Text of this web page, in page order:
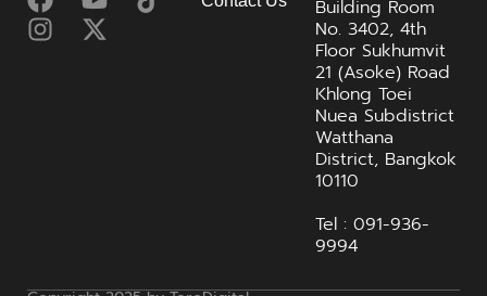
Building Room
No. 3402, 4th
Floor Sukhumvit
21 (Asoke) Road
Khlong Toei
Nuea Subdistrict
Watthana
District, Bangkok
10110
Tel : 091-936-
9994